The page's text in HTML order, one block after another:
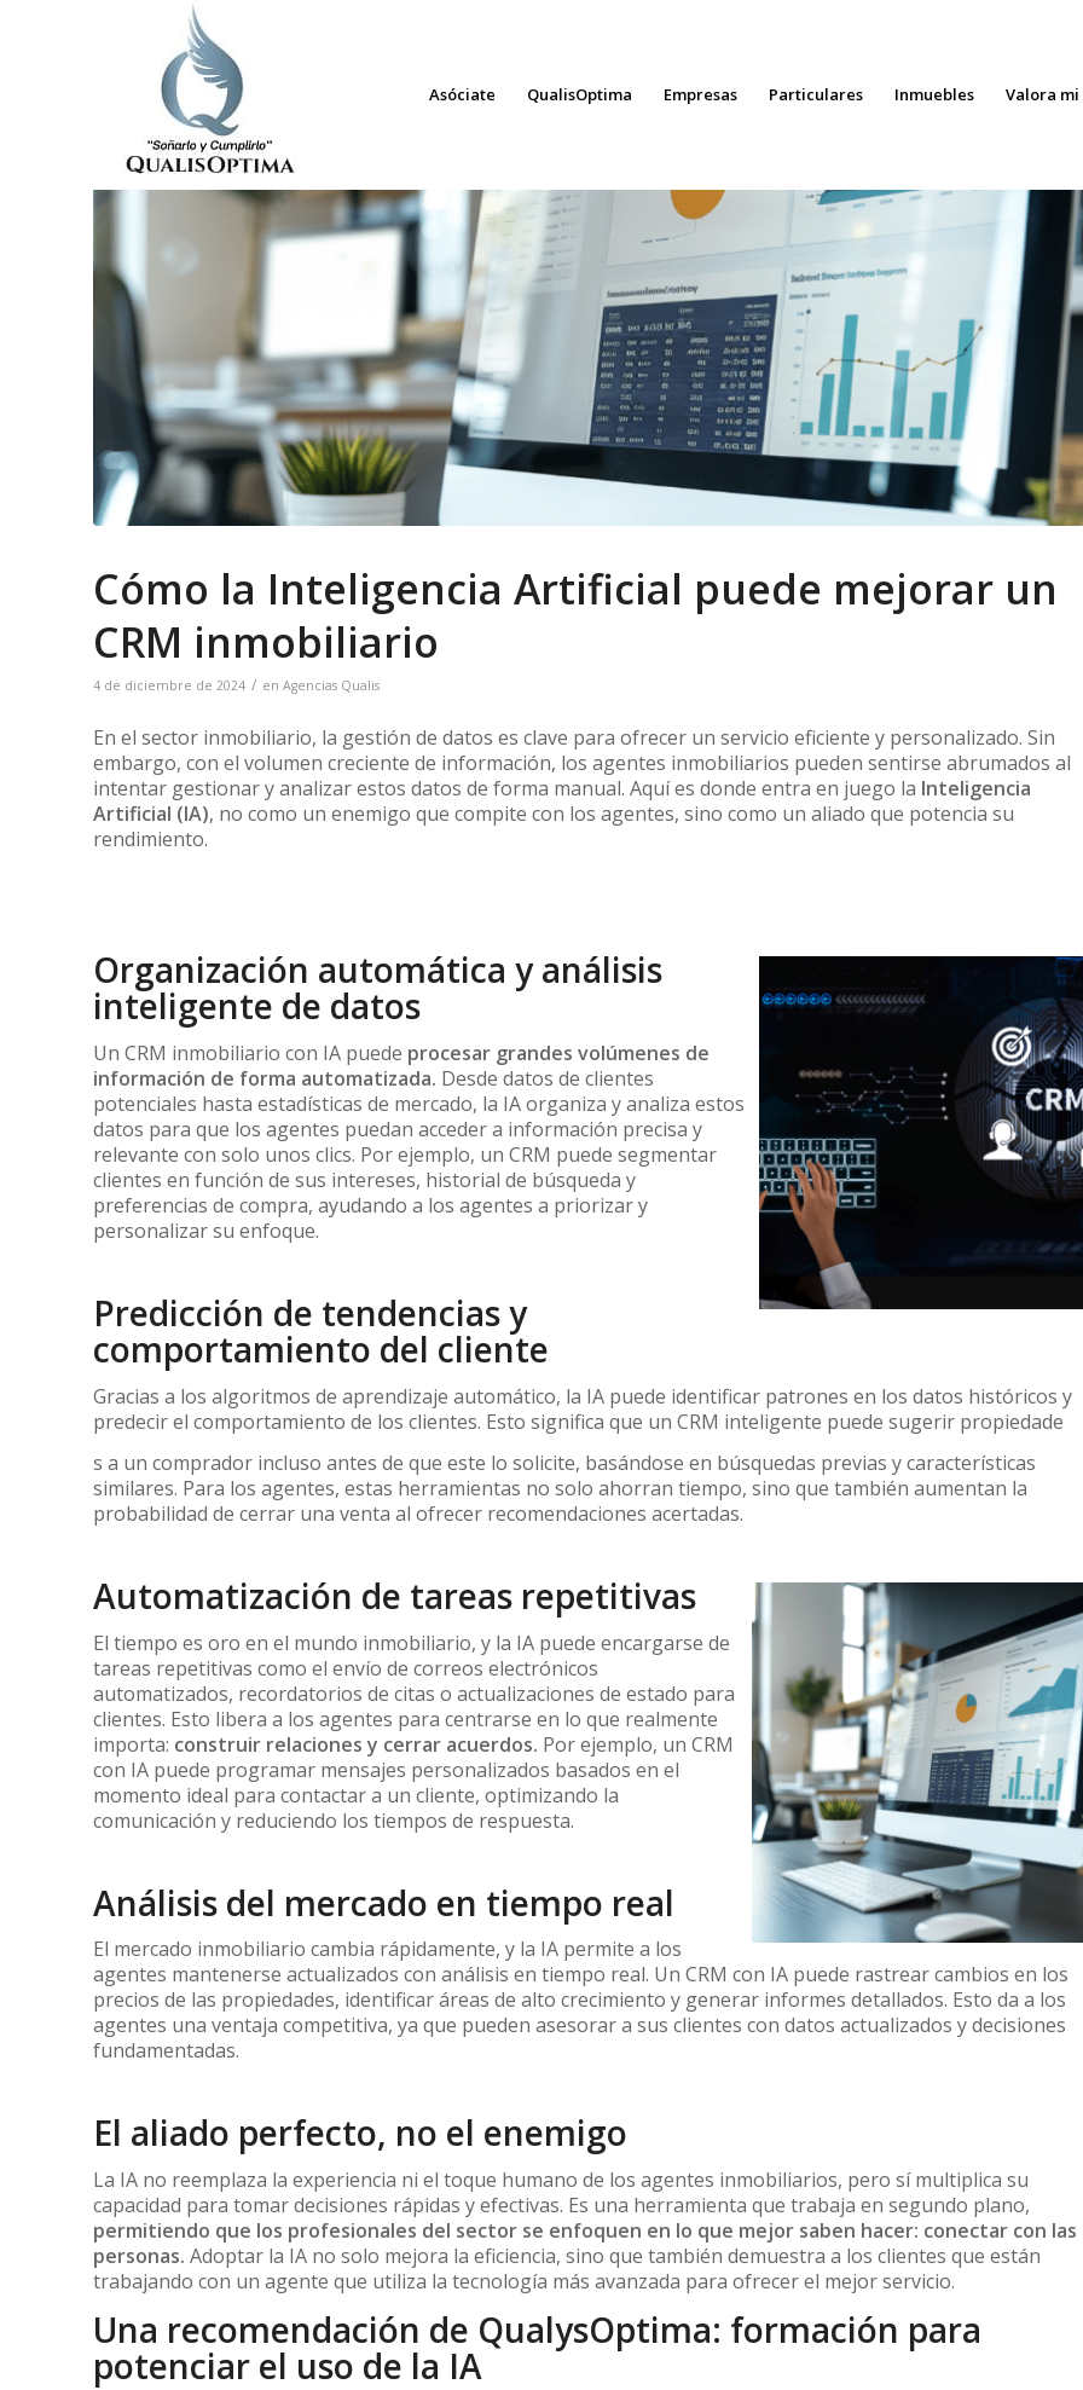
Asóciate QualisOptima Empresas Particulares Inmuebles Valora mi
Listado de la etiqueta:
Cómo la Inteligencia Artificial puede mejorar un
CRM inmobiliario
4 de diciembre de 2024 / en Agencias Qualis
En el sector inmobiliario, la gestión de datos es clave para ofrecer un servicio eficiente y personalizado. Sin
embargo, con el volumen creciente de información, los agentes inmobiliarios pueden sentirse abrumados al
intentar gestionar y analizar estos datos de forma manual. Aquí es donde entra en juego la Inteligencia
Artificial (IA), no como un enemigo que compite con los agentes, sino como un aliado que potencia su
rendimiento.
Organización automática y análisis
inteligente de datos
Un CRM inmobiliario con IA puede procesar grandes volúmenes de
información de forma automatizada. Desde datos de clientes
potenciales hasta estadísticas de mercado, la IA organiza y analiza estos
datos para que los agentes puedan acceder a información precisa y
relevante con solo unos clics. Por ejemplo, un CRM puede segmentar
clientes en función de sus intereses, historial de búsqueda y
preferencias de compra, ayudando a los agentes a priorizar y
personalizar su enfoque.
Predicción de tendencias y
comportamiento del cliente
Gracias a los algoritmos de aprendizaje automático, la IA puede identificar patrones en los datos históricos y
predecir el comportamiento de los clientes. Esto significa que un CRM inteligente puede sugerir propiedade
s a un comprador incluso antes de que este lo solicite, basándose en búsquedas previas y características
similares. Para los agentes, estas herramientas no solo ahorran tiempo, sino que también aumentan la
probabilidad de cerrar una venta al ofrecer recomendaciones acertadas.
Automatización de tareas repetitivas
El tiempo es oro en el mundo inmobiliario, y la IA puede encargarse de
tareas repetitivas como el envío de correos electrónicos
automatizados, recordatorios de citas o actualizaciones de estado para
clientes. Esto libera a los agentes para centrarse en lo que realmente
importa: construir relaciones y cerrar acuerdos. Por ejemplo, un CRM
con IA puede programar mensajes personalizados basados en el
momento ideal para contactar a un cliente, optimizando la
comunicación y reduciendo los tiempos de respuesta.
Análisis del mercado en tiempo real
El mercado inmobiliario cambia rápidamente, y la IA permite a los
agentes mantenerse actualizados con análisis en tiempo real. Un CRM con IA puede rastrear cambios en los
precios de las propiedades, identificar áreas de alto crecimiento y generar informes detallados. Esto da a los
agentes una ventaja competitiva, ya que pueden asesorar a sus clientes con datos actualizados y decisiones
fundamentadas.
El aliado perfecto, no el enemigo
La IA no reemplaza la experiencia ni el toque humano de los agentes inmobiliarios, pero sí multiplica su
capacidad para tomar decisiones rápidas y efectivas. Es una herramienta que trabaja en segundo plano,
permitiendo que los profesionales del sector se enfoquen en lo que mejor saben hacer: conectar con las
personas. Adoptar la IA no solo mejora la eficiencia, sino que también demuestra a los clientes que están
trabajando con un agente que utiliza la tecnología más avanzada para ofrecer el mejor servicio.
Una recomendación de QualysOptima: formación para
potenciar el uso de la IA